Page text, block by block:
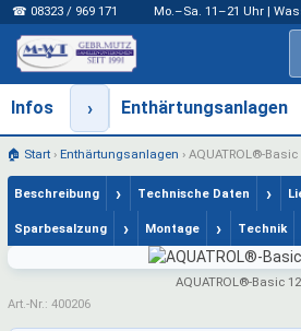
☎ 08323 / 969 171 Mo.–Sa. 11–21 Uhr |
Infos › Enthärtungsanlagen
🏠 Start› Enthärtungsanlagen › AQUATROL®-Basic
Beschreibung › Technische Daten ›
Sparbesalzung › Montage › Technik
AQUATROL®-Basic
Art.-Nr.: 400206